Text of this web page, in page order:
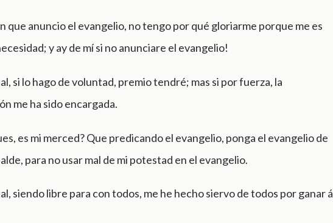
que anuncio el evangelio, no tengo por qué gloriarme porque me es
y ­ay de mí si no anunciare el evangelio!
si lo hago de voluntad, premio tendré; mas si por fuerza, la
me ha sido encargada.
es mi merced? Que predicando el evangelio, ponga el evangelio de
para no usar mal de mi potestad en el evangelio.
siendo libre para con todos, me he hecho siervo de todos por ganar á